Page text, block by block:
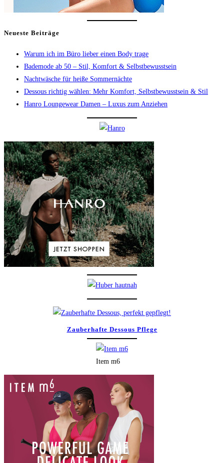
Neueste Beiträge
Warum ich im Büro lieber einen Body trage
Bademode ab 50 – Stil, Komfort & Selbstbewusstsein
Nachtwäsche für heiße Sommernächte
Dessous richtig wählen: Mehr Komfort, Selbstbewusstsein & Stil
Hanro Loungewear Damen – Luxus zum Anziehen
Zauberhafte Dessous Pflege
Item m6